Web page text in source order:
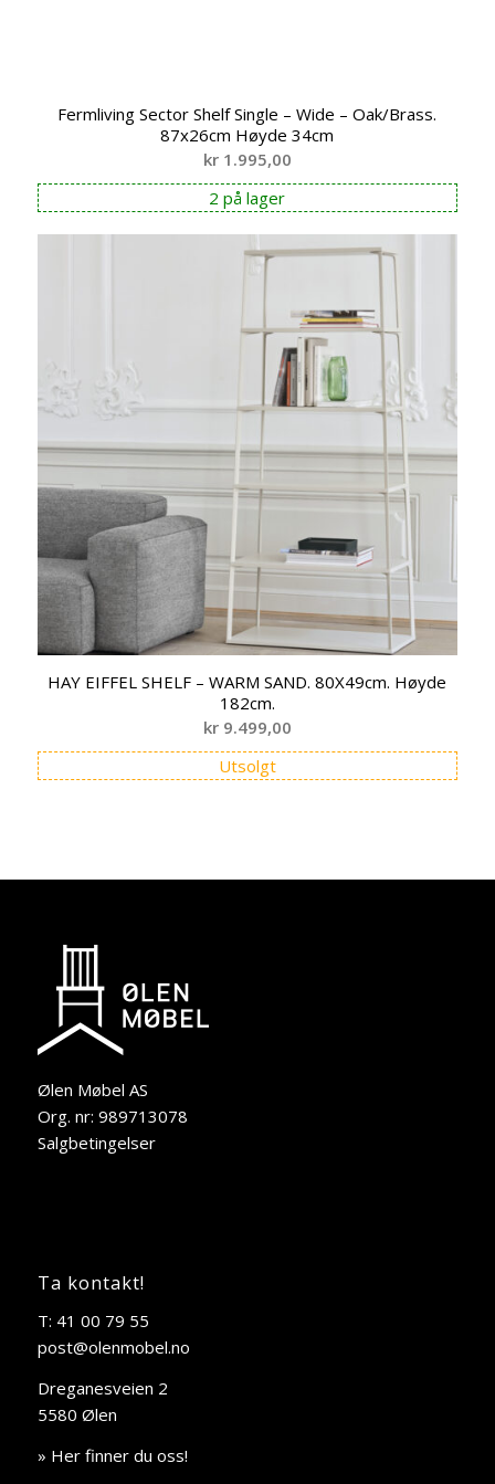
Fermliving Sector Shelf Single – Wide – Oak/Brass.
87x26cm Høyde 34cm
kr1.995,00
2 på lager
HAY EIFFEL SHELF – WARM SAND. 80X49cm. Høyde
182cm.
kr9.499,00
Utsolgt
Ølen Møbel AS
Org. nr: 989713078
Salgbetingelser
Ta kontakt!
T: 41 00 79 55
post@olenmobel.no
Dreganesveien 2
5580 Ølen
» Her finner du oss!